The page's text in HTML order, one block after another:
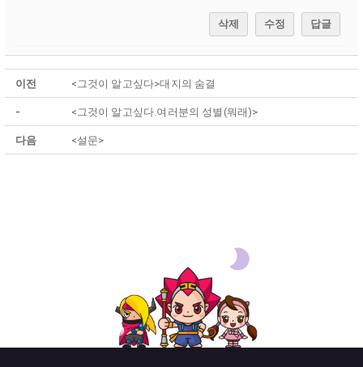
삭제 수정 답글
이전 <그것이 알고싶다>대지의 숨결
- <그것이 알고싶다.여러분의 성별(뭐래)>
다음 <설문>